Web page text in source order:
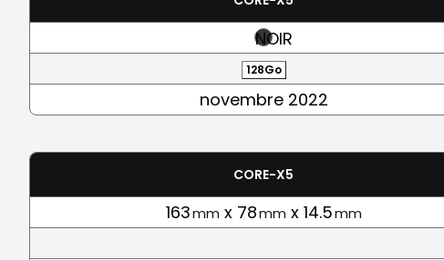
NOIR
128Go
novembre 2022
CORE-X5
163mm x 78mm x 14.5mm